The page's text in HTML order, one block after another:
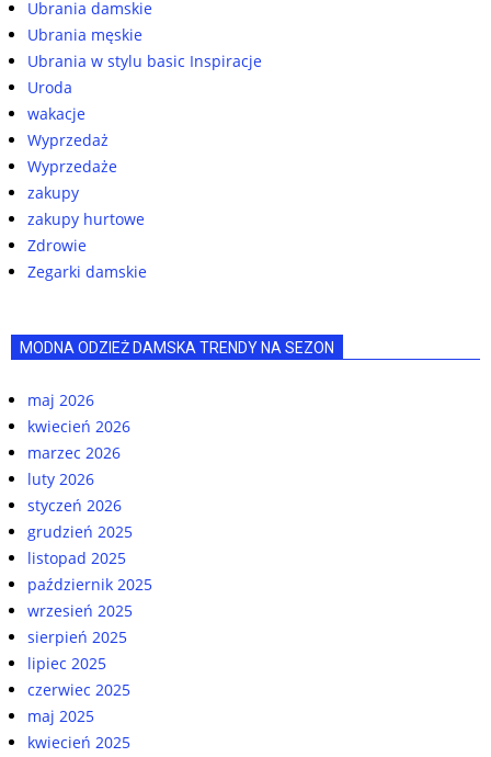
Ubrania damskie
Ubrania męskie
Ubrania w stylu basic Inspiracje
Uroda
wakacje
Wyprzedaż
Wyprzedaże
zakupy
zakupy hurtowe
Zdrowie
Zegarki damskie
MODNA ODZIEŻ DAMSKA TRENDY NA SEZON
maj 2026
kwiecień 2026
marzec 2026
luty 2026
styczeń 2026
grudzień 2025
listopad 2025
październik 2025
wrzesień 2025
sierpień 2025
lipiec 2025
czerwiec 2025
maj 2025
kwiecień 2025